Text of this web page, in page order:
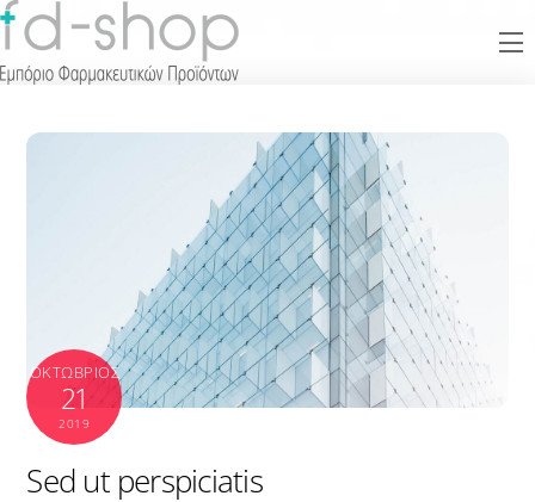
Skip
to
content
ΟΚΤΏΒΡΙΟΣ
21
2019
Sed ut perspiciatis